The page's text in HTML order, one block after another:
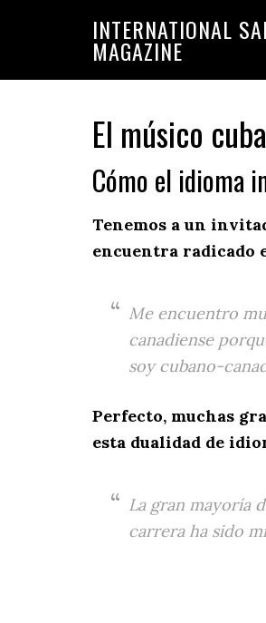
INTERNATIONAL
MAGAZINE
El músico
Cómo el idioma
Tenemos a un
encuentra radicado
Me encuentro
canadiense
soy cubano-
Perfecto, muchas
esta dualidad de
La gran mayoría
carrera ha sido